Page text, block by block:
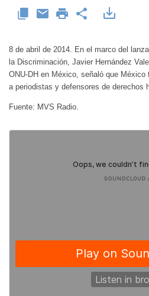
8 de abril de 2014. En el marco del
la Discriminación, Javier Hernández
ONU-DH en México, señaló que
a periodistas y defensores de derechos
Fuente: MVS Radio.